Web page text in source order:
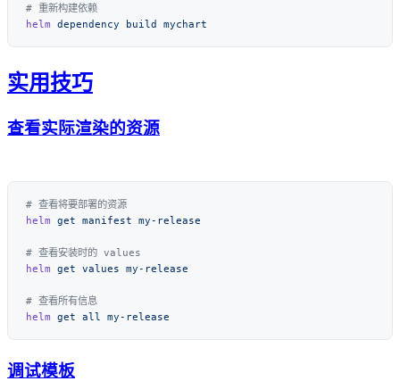
helm dependency build
实用技巧
查看实际渲染的资源
helm get manifest
helm get values
helm get all
调试模板